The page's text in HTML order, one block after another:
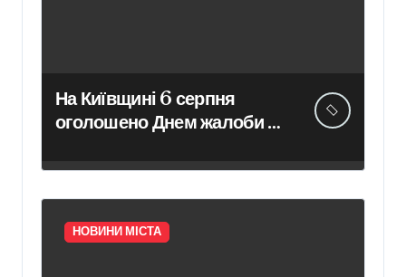
На Київщині 6 серпня
оголошено Днем жалоби за
нічного обстрілу
НОВИНИ МІСТА